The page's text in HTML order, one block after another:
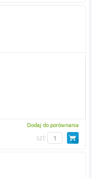
Dodaj do porównania
szt